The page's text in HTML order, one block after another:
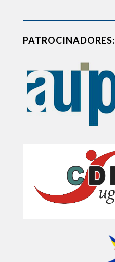
PATROCINADORES: